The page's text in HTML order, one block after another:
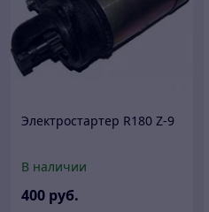
Электростартер R180 Z-9
В наличии
400 руб.